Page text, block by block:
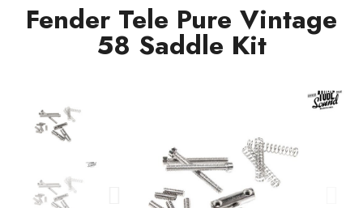
Fender Tele Pure Vintage
58 Saddle Kit